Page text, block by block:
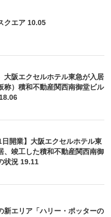
クエア 10.05
大阪エクセルホテル東急が入居
称）積和不動産関西南御堂ビル
日開業】大阪エクセルホテル東
、竣工した積和不動産関西南御
状況 19.11
新エリア「ハリー・ポッターの